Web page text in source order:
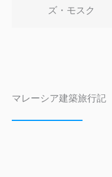
ズ・モスク
マレーシア建築旅行記